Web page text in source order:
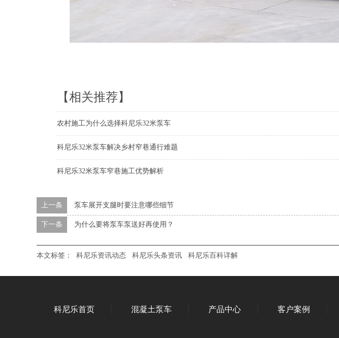
【相关推荐】
农村施工为什么选择科尼乐32米泵车
科尼乐32米泵车解决乡村窄巷通行难题
科尼乐32米泵车窄巷施工优势解析
上一条 泵车展开支腿时要注意哪些细节
下一条 为什么要将泵车泵送好再使用？
本文标签： 科尼乐资讯动态 科尼乐头条资讯 科尼乐百科详解
科尼乐首页 混凝土泵车 产品中心 客户案例